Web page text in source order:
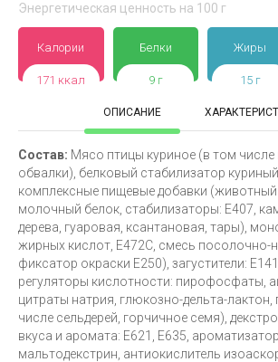
Энергетическая ценность на 100 г
Калории
171 ккал
Белки
9 г
Жиры
15 г
ОПИСАНИЕ
Состав: Мясо птицы куриное (в том числе
обвалки), белковый стабилизатор
комплексные пищевые добавки (животный
молочный белок, стабилизаторы: Е407,
дерева, гуаровая, ксантановая, тары),
жирных кислот, Е472С, смесь посолочно-
фиксатор окраски Е250), загустители:
регуляторы кислотности: пирофосфаты,
цитраты натрия, глюкозно-дельта-
числе сельдерей, горчичное семя),
вкуса и аромата: Е621, Е635,
мальтодекстрин, антиокислитель